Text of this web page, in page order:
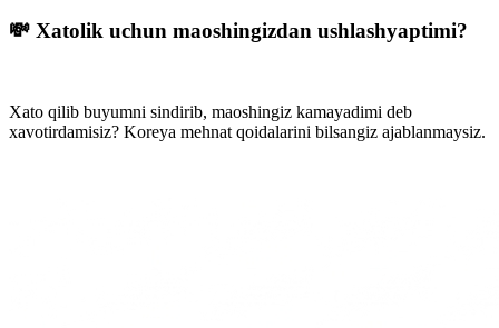
💸 Xatolik uchun maoshingizdan ushlashyaptimi?
Xato qilib buyumni sindirib, maoshingiz kamayadimi deb
xavotirdamisiz? Koreya mehnat qoidalarini bilsangiz ajablanmaysiz.